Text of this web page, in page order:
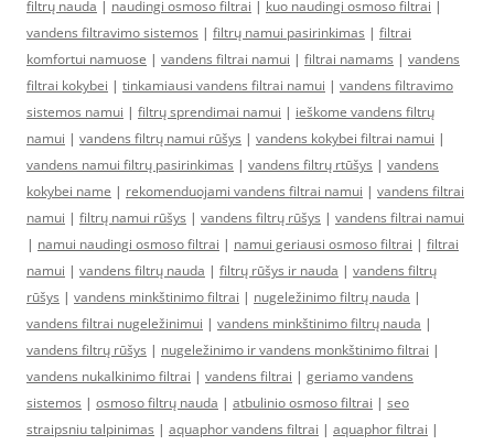
filtrų nauda | naudingi osmoso filtrai | kuo naudingi osmoso filtrai |
vandens filtravimo sistemos | filtrų namui pasirinkimas | filtrai
komfortui namuose | vandens filtrai namui | filtrai namams | vandens
filtrai kokybei | tinkamiausi vandens filtrai namui | vandens filtravimo
sistemos namui | filtrų sprendimai namui | ieškome vandens filtrų
namui | vandens filtrų namui rūšys | vandens kokybei filtrai namui |
vandens namui filtrų pasirinkimas | vandens filtrų rtūšys | vandens
kokybei name | rekomenduojami vandens filtrai namui | vandens filtrai
namui | filtrų namui rūšys | vandens filtrų rūšys | vandens filtrai namui
| namui naudingi osmoso filtrai | namui geriausi osmoso filtrai | filtrai
namui | vandens filtrų nauda | filtrų rūšys ir nauda | vandens filtrų
rūšys | vandens minkštinimo filtrai | nugeležinimo filtrų nauda |
vandens filtrai nugeležinimui | vandens minkštinimo filtrų nauda |
vandens filtrų rūšys | nugeležinimo ir vandens monkštinimo filtrai |
vandens nukalkinimo filtrai | vandens filtrai | geriamo vandens
sistemos | osmoso filtrų nauda | atbulinio osmoso filtrai | seo
straipsniu talpinimas | aquaphor vandens filtrai | aquaphor filtrai |